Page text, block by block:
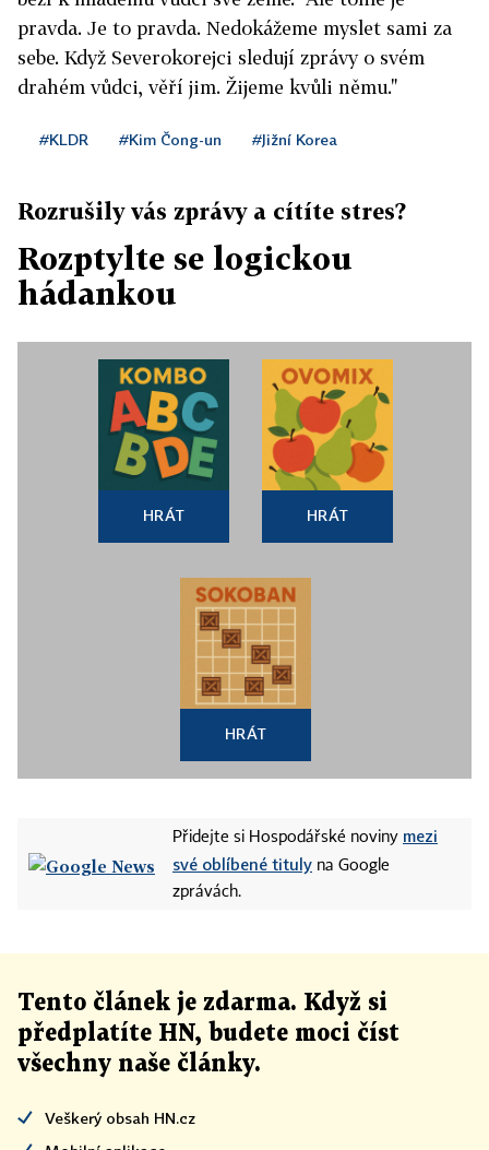
pravda. Je to pravda. Nedokážeme myslet sami za
sebe. Když Severokorejci sledují zprávy o svém
drahém vůdci, věří jim. Žijeme kvůli němu."
#KLDR #Kim Čong-un #Jižní Korea
Rozrušily vás zprávy a cítíte stres?
Rozptylte se logickou
hádankou
HRÁT HRÁT
HRÁT
Přidejte si Hospodářské noviny mezi
své oblíbené tituly na Google
zprávách.
Tento článek je zdarma. Když si
předplatíte HN, budete moci číst
všechny naše články.
Veškerý obsah HN.cz